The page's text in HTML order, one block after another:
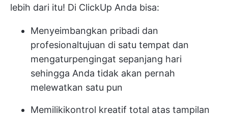
lebih dari itu! Di ClickUp Anda bisa:
Menyeimbangkan pribadi dan
profesionaltujuan di satu tempat dan
mengaturpengingat sepanjang hari
sehingga Anda tidak akan pernah
melewatkan satu pun
Memilikikontrol kreatif total atas tampilan